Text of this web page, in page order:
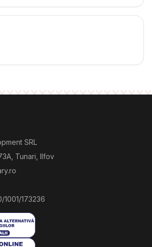
SRL
Tunari, Ilfov
1001/173236